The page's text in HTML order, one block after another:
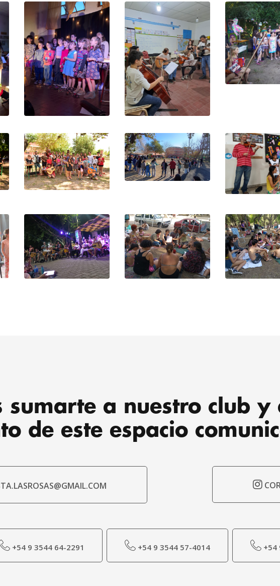
sumarte a nuestro club y
de este espacio
+54 9 3544 64-2291 +54 9 3544 57-4014 +54